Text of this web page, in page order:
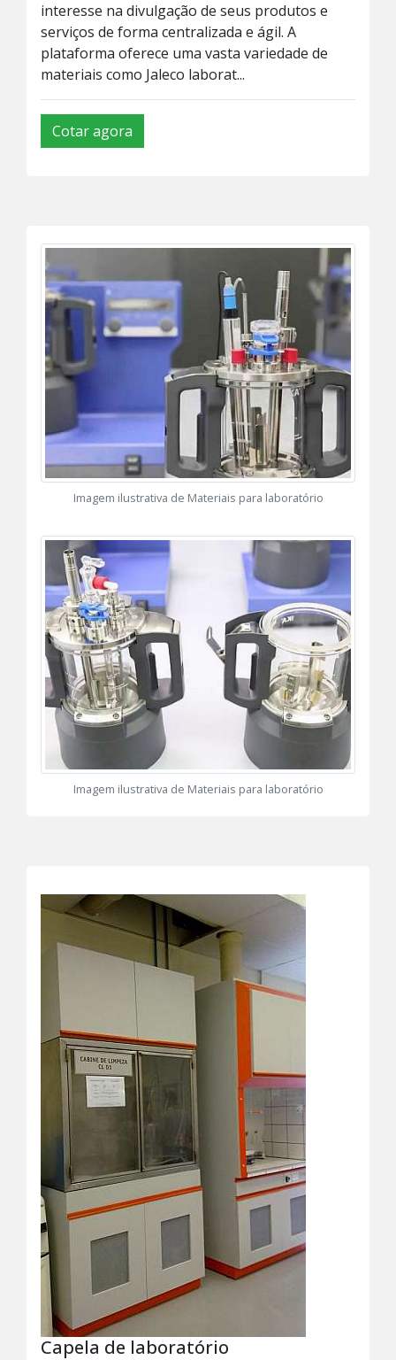
interesse na divulgação de seus produtos e
serviços de forma centralizada e ágil. A
plataforma oferece uma vasta variedade de
materiais como Jaleco laborat...
Cotar agora
Imagem ilustrativa de Materiais para laboratório
Imagem ilustrativa de Materiais para laboratório
Capela de laboratório